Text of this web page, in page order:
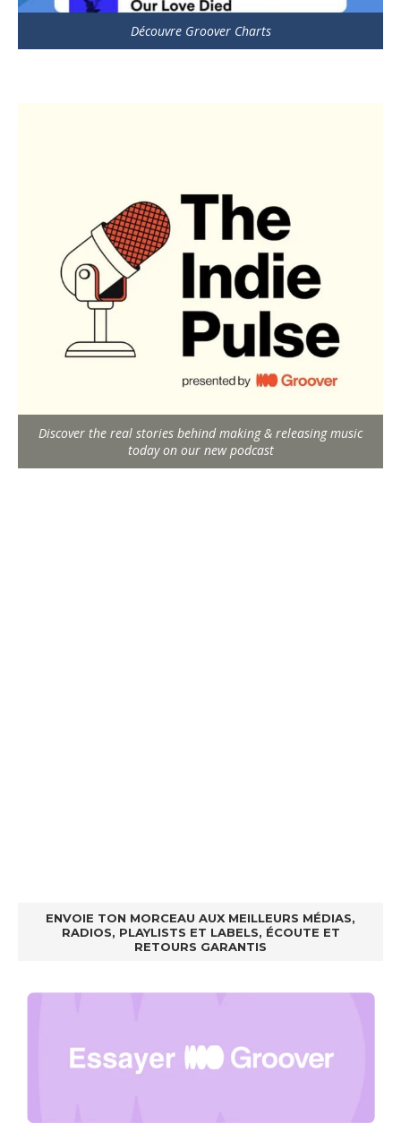
Découvre Groover Charts
Discover the real stories behind making & releasing music
today on our new podcast
ENVOIE TON MORCEAU AUX MEILLEURS MÉDIAS,
RADIOS, PLAYLISTS ET LABELS, ÉCOUTE ET
RETOURS GARANTIS